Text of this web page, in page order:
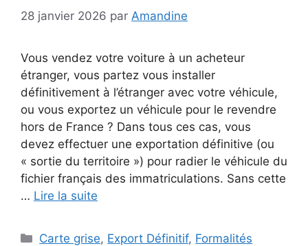
28 janvier 2026 par Amandine
Vous vendez votre voiture à un acheteur
étranger, vous partez vous installer
définitivement à l’étranger avec votre véhicule,
ou vous exportez un véhicule pour le revendre
hors de France ? Dans tous ces cas, vous
devez effectuer une exportation définitive (ou
« sortie du territoire ») pour radier le véhicule du
fichier français des immatriculations. Sans cette
… Lire la suite
Catégories
Carte grise, Export Définitif, Formalités